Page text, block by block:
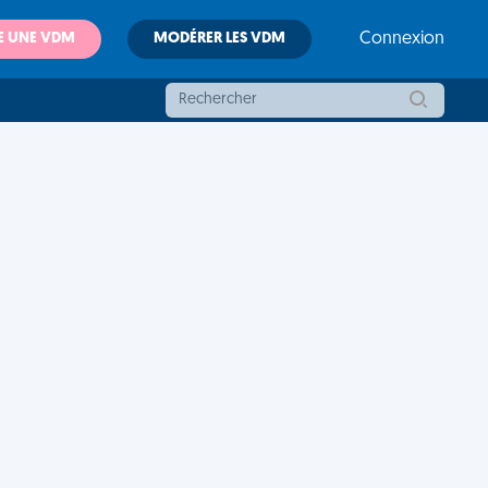
UNE VDM MODÉRER LES VDM Connexion